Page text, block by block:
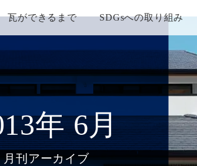
瓦ができるまで SDGsへの取り組み
年 6月
月刊アーカイブ